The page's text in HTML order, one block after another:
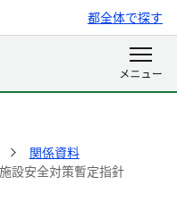
都全体で探す
関係資料
設安全対策暫定指針